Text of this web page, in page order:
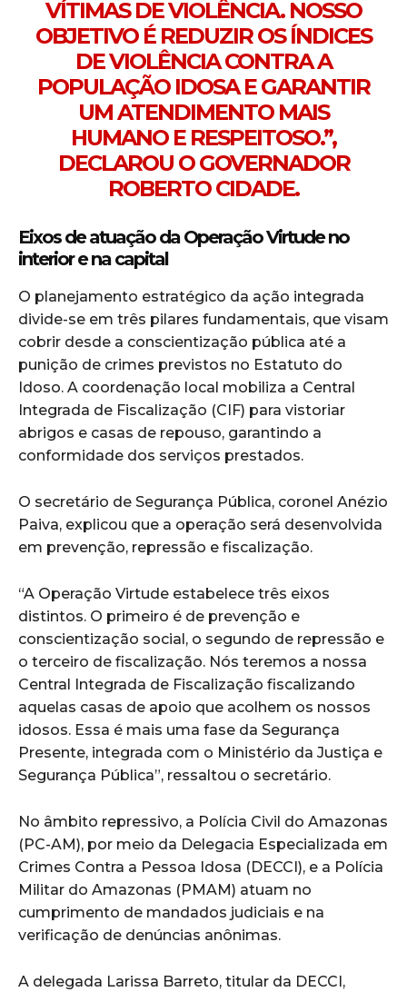
VÍTIMAS DE VIOLÊNCIA. NOSSO
OBJETIVO É REDUZIR OS ÍNDICES
DE VIOLÊNCIA CONTRA A
POPULAÇÃO IDOSA E GARANTIR
UM ATENDIMENTO MAIS
HUMANO E RESPEITOSO.”,
DECLAROU O GOVERNADOR
ROBERTO CIDADE.
Eixos de atuação da Operação Virtude no
interior e na capital
O planejamento estratégico da ação integrada
divide-se em três pilares fundamentais, que visam
cobrir desde a conscientização pública até a
punição de crimes previstos no Estatuto do
Idoso. A coordenação local mobiliza a Central
Integrada de Fiscalização (CIF) para vistoriar
abrigos e casas de repouso, garantindo a
conformidade dos serviços prestados.
O secretário de Segurança Pública, coronel Anézio
Paiva, explicou que a operação será desenvolvida
em prevenção, repressão e fiscalização.
“A Operação Virtude estabelece três eixos
distintos. O primeiro é de prevenção e
conscientização social, o segundo de repressão e
o terceiro de fiscalização. Nós teremos a nossa
Central Integrada de Fiscalização fiscalizando
aquelas casas de apoio que acolhem os nossos
idosos. Essa é mais uma fase da Segurança
Presente, integrada com o Ministério da Justiça e
Segurança Pública”, ressaltou o secretário.
No âmbito repressivo, a Polícia Civil do Amazonas
(PC-AM), por meio da Delegacia Especializada em
Crimes Contra a Pessoa Idosa (DECCI), e a Polícia
Militar do Amazonas (PMAM) atuam no
cumprimento de mandados judiciais e na
verificação de denúncias anônimas.
A delegada Larissa Barreto, titular da DECCI,